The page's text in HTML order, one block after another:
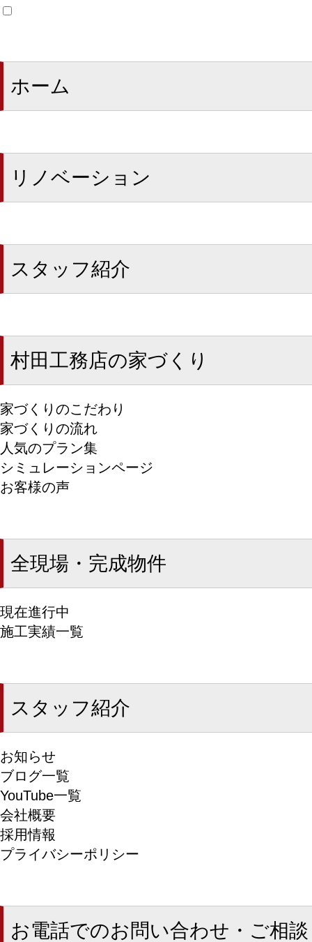
ホーム
リノベーション
スタッフ紹介
村田工務店の家づくり
家づくりのこだわり
家づくりの流れ
人気のプラン集
シミュレーションページ
お客様の声
全現場・完成物件
現在進行中
施工実績一覧
スタッフ紹介
お知らせ
ブログ一覧
YouTube一覧
会社概要
採用情報
プライバシーポリシー
お電話でのお問い合わせ・ご相談